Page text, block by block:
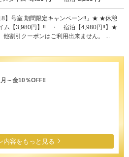
】号室 期間限定キャンペーン‼」★ ★休憩
ム【3,980円】‼ ・ 宿泊【4,980円‼】★
割引クーポンはご利用出来ません。 ...
～金10％OFF‼
内容をもっと見る